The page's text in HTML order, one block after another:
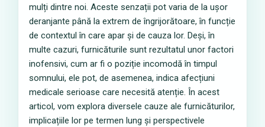
mulți dintre noi. Aceste senzații pot varia de la ușor
deranjante până la extrem de îngrijorătoare, în funcție
de contextul în care apar și de cauza lor. Deși, în
multe cazuri, furnicăturile sunt rezultatul unor factori
inofensivi, cum ar fi o poziție incomodă în timpul
somnului, ele pot, de asemenea, indica afecțiuni
medicale serioase care necesită atenție. În acest
articol, vom explora diversele cauze ale furnicăturilor,
implicațiile lor pe termen lung și perspectivele